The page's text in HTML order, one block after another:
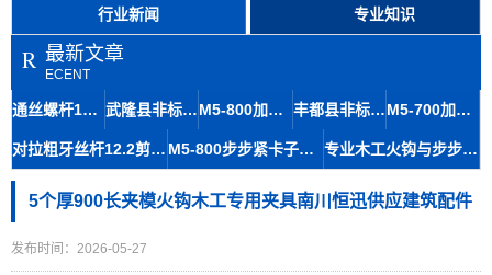
行业新闻 专业知识
R 最新文章
ECENT
通丝螺杆12.5丝杆木工挡土墙转角止水拉杆黔江区拆除方便 武隆县非标14式止水螺杆木工丝杆夹具控制墙体厚度结构简单 M5-800加厚火钩建筑专用夹具德感厂家定制加工严格选材 丰都县非标M10高强度丝杆拉杆止水环剪力墙安装指南 M5-700加长火钩木工专用 叙州火钩厂建筑方模板扣
对拉粗牙丝杆12.2剪力墙止水螺杆施工方案 M5-800步步紧卡子建筑工地适用恒迅建材火钩厂家 专业木工火钩与步步紧道真螺杆 工地用600长6个厚扒钩出售
5个厚900长夹模火钩木工专用夹具南川恒迅供应建筑配件
发布时间：2026-05-27